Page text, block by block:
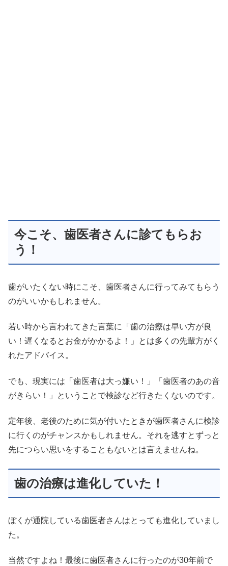
今こそ、歯医者さんに診てもらお
う！
歯がいたくない時にこそ、歯医者さんに行ってみてもらう
のがいいかもしれません。
若い時から言われてきた言葉に「歯の治療は早い方が良
い！遅くなるとお金がかかるよ！」とは多くの先輩方がく
れたアドバイス。
でも、現実には「歯医者は大っ嫌い！」「歯医者のあの音
がきらい！」ということで検診など行きたくないのです。
定年後、老後のために気が付いたときが歯医者さんに検診
に行くのがチャンスかもしれません。それを逃すとずっと
先につらい思いをすることもないとは言えませんね。
歯の治療は進化していた！
ぼくが通院している歯医者さんはとっても進化していまし
た。
当然ですよね！最後に歯医者さんに行ったのが30年前で